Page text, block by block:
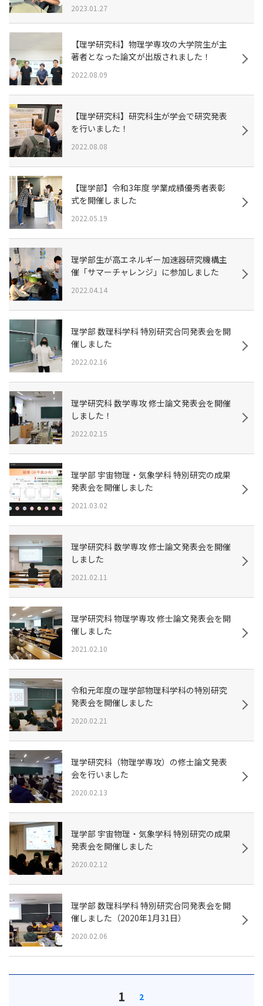
2023.01.27
【理学研究科】物理学専攻の大学院生が主
著者となった論文が出版されました！
2022.08.09
【理学研究科】研究科生が学会で研究発表
を行いました！
2022.08.08
【理学部】令和3年度 学業成績優秀者表彰
式を開催しました
2022.05.19
理学部生が高エネルギー加速器研究機構主
催「サマーチャレンジ」に参加しました
2022.04.14
理学部 数理科学科 特別研究合同発表会を開
催しました
2022.02.16
理学研究科 数学専攻 修士論文発表会を開催
しました！
2022.02.15
理学部 宇宙物理・気象学科 特別研究の成果
発表会を開催しました
2021.03.02
理学研究科 数学専攻 修士論文発表会を開催
しました
2021.02.11
理学研究科 物理学専攻 修士論文発表会を開
催しました
2021.02.10
令和元年度の理学部物理科学科の特別研究
発表会を開催しました
2020.02.21
理学研究科（物理学専攻）の修士論文発表
会を行いました
2020.02.13
理学部 宇宙物理・気象学科 特別研究の成果
発表会を開催しました
2020.02.12
理学部 数理科学科 特別研究合同発表会を開
催しました（2020年1月31日）
2020.02.06
1 2